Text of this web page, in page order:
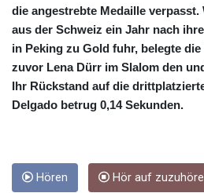
die angestrebte Medaille
aus der Schweiz ein Jahr nach
in Peking zu Gold fuhr, belegte
zuvor Lena Dürr im Slalom den
Ihr Rückstand auf die
Delgado betrug 0,14 Sekunden.
Hören Hör auf